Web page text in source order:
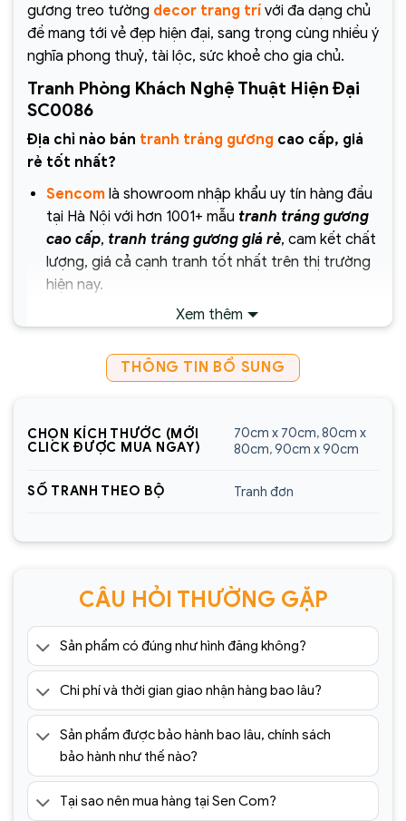
gương treo tường decor trang trí với đa dạng chủ
đề mang tới vẻ đẹp hiện đại, sang trọng cùng nhiều ý
nghĩa phong thuỷ, tài lộc, sức khoẻ cho gia chủ.
Tranh Phòng Khách Nghệ Thuật Hiện Đại
SC0086
Địa chỉ nào bán tranh tráng gương cao cấp, giá
rẻ tốt nhất?
Sencomlà showroom nhập khẩu uy tín hàng đầu
tại Hà Nội với hơn 1001+ mẫu tranh tráng gương
cao cấp, tranh tráng gương giá rẻ, cam kết chất
lượng, giá cả cạnh tranh tốt nhất trên thị trường
hiện nay.
Chịu trách nhiệm về sản phẩm :
Công ty Cổ Phần Xây Dựng và Thương Mại
Sencom Việt Nam
Địa chỉ showroom:60 Trần Đăng Ninh, Quang
Hotline:0925.988.699
*ƯU ĐÃI: Miễn phí vận chuyển Toàn quốc phí vận
giá trị trên 1.500.000đ (Bao gồm tất cả mã sản
Lưu ý: Đơn hàng sẽ chỉ được gửi đi sau khi có xác
nhận của tổng đài viên trong vòng 2 tiếng. Quý
khách vui lòng giữ điện thoại
=> Tham khảo thêm 1001+ mẫutranh tráng
gương cao cấp giá rẻ tại:
https://sencom.vn/category/tranh-trang-guong
Xem thêm
THÔNG TIN BỔ SUNG
CHỌN KÍCH THƯỚC (MỚI
CLICK ĐƯỢC MUA NGAY)
70cm x 70cm,80cm x
80cm,90cm x 90cm
SỐ TRANH THEO BỘ Tranh đơn
CÂU HỎI THƯỜNG GẶP
Sản phẩm có đúng như hình đăng không?
Chi phí và thời gian giao nhận hàng bao lâu?
Sản phẩm được bảo hành bao lâu, chính sách
bảo hành như thế nào?
Tại sao nên mua hàng tại Sen Com?